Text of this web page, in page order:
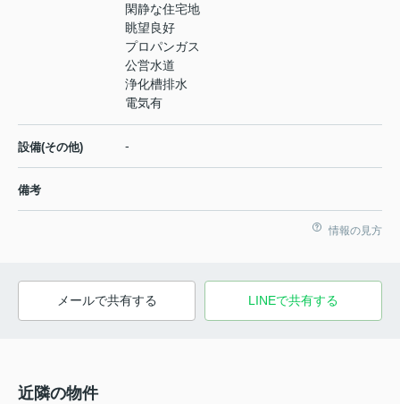
閑静な住宅地
眺望良好
プロパンガス
公営水道
浄化槽排水
電気有
設備(その他) -
備考
情報の見方
メールで共有する LINEで共有する
近隣の物件